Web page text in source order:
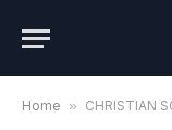
Home » CHRISTIAN SCHMIDT IZ